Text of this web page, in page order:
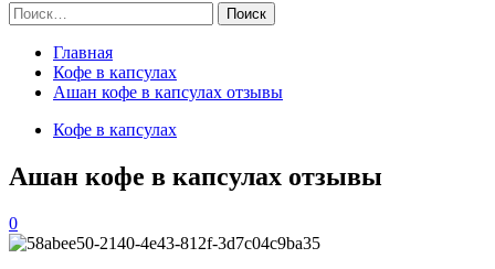
Найти:
Главная
Кофе в капсулах
Ашан кофе в капсулах отзывы
Кофе в капсулах
Ашан кофе в капсулах отзывы
0